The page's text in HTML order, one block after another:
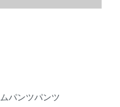
パンツパンツ